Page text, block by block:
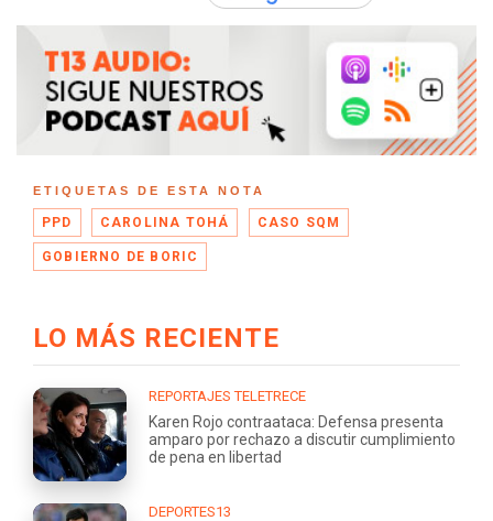
ETIQUETAS DE ESTA NOTA
PPD CAROLINA TOHÁ CASO SQM
GOBIERNO DE BORIC
LO MÁS RECIENTE
REPORTAJES TELETRECE
Karen Rojo contraataca: Defensa presenta
amparo por rechazo a discutir cumplimiento
de pena en libertad
DEPORTES13